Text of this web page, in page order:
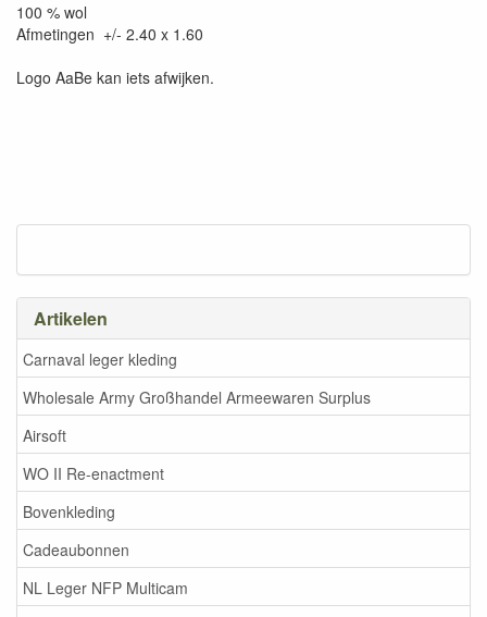
Artikelen
Carnaval leger kleding
Wholesale Army Großhandel Armeewaren Surplus
Airsoft
WO II Re-enactment
Bovenkleding
Cadeaubonnen
NL Leger NFP Multicam
100 % wol
Afmetingen +/- 2.40 x 1.60
Logo AaBe kan iets afwijken.